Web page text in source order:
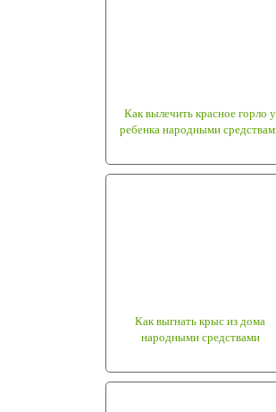
Как вылечить красное горло у
ребенка народными
Как выгнать крыс из дома
народными средствами